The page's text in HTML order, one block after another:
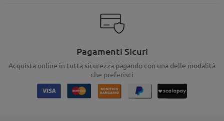
Pagamenti Sicuri
Acquista online in tutta sicurezza pagando con una delle modalità
che preferisci